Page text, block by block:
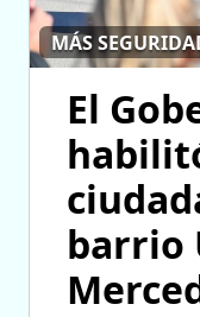
MÁS
El
barrio